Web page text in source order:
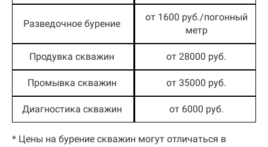
Разведочное бурение
от 1600 руб./погонный
метр
Продувка скважин от 28000 руб.
Промывка скважин от 35000 руб.
Диагностика скважин от 6000 руб.
* Цены на бурение скважин могут отличаться в